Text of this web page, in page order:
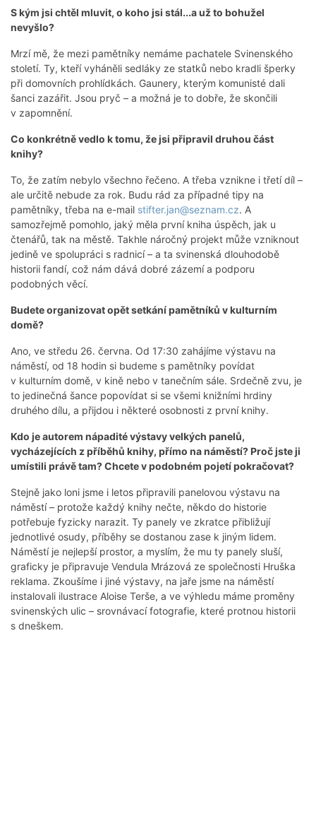
S kým jsi chtěl mluvit, o koho jsi stál...a už to bohužel
nevyšlo?
Mrzí mě, že mezi pamětníky nemáme pachatele Svinenského
století. Ty, kteří vyháněli sedláky ze statků nebo kradli šperky
při domovních prohlídkách. Gaunery, kterým komunisté dali
šanci zazářit. Jsou pryč – a možná je to dobře, že skončili
v zapomnění.
Co konkrétně vedlo k tomu, že jsi připravil druhou část
knihy?
To, že zatím nebylo všechno řečeno. A třeba vznikne i třetí díl –
ale určitě nebude za rok. Budu rád za případné tipy na
pamětníky, třeba na e-mail stifter.jan@seznam.cz. A
samozřejmě pomohlo, jaký měla první kniha úspěch, jak u
čtenářů, tak na městě. Takhle náročný projekt může vzniknout
jedině ve spolupráci s radnicí – a ta svinenská dlouhodobě
historii fandí, což nám dává dobré zázemí a podporu
podobných věcí.
Budete organizovat opět setkání pamětníků v kulturním
domě?
Ano, ve středu 26. června. Od 17:30 zahájíme výstavu na
náměstí, od 18 hodin si budeme s pamětníky povídat
v kulturním domě, v kině nebo v tanečním sále. Srdečně zvu, je
to jedinečná šance popovídat si se všemi knižními hrdiny
druhého dílu, a přijdou i některé osobnosti z první knihy.
Kdo je autorem nápadité výstavy velkých panelů,
vycházejících z příběhů knihy, přímo na náměstí? Proč jste ji
umístili právě tam? Chcete v podobném pojetí pokračovat?
Stejně jako loni jsme i letos připravili panelovou výstavu na
náměstí – protože každý knihy nečte, někdo do historie
potřebuje fyzicky narazit. Ty panely ve zkratce přibližují
jednotlivé osudy, příběhy se dostanou zase k jiným lidem.
Náměstí je nejlepší prostor, a myslím, že mu ty panely sluší,
graficky je připravuje Vendula Mrázová ze společnosti Hruška
reklama. Zkoušíme i jiné výstavy, na jaře jsme na náměstí
instalovali ilustrace Aloise Terše, a ve výhledu máme proměny
svinenských ulic – srovnávací fotografie, které protnou historii
s dneškem.